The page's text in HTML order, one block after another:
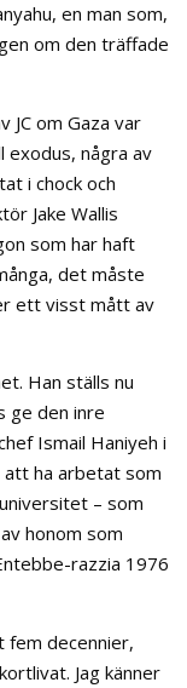
en man som,
om den träffade
om Gaza var
exodus, några av
i chock och
Jake Wallis
som har haft
det måste
ett visst mått av
Han ställs nu
ge den inre
Ismail Haniyeh i
att ha arbetat som
– som
honom som
razzia 1976
fem decennier,
Jag känner